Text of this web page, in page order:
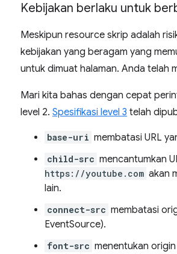
Kebijakan berlaku untuk
Meskipun resource skrip adalah
kebijakan yang beragam yang
untuk dimuat halaman. Anda telah
Mari kita bahas dengan cepat
level 2. Spesifikasi level 3 telah
base-uri membatasi URL
child-src mencantumkan
https://youtube.com akan
lain.
connect-src membatasi
EventSource).
font-src menentukan